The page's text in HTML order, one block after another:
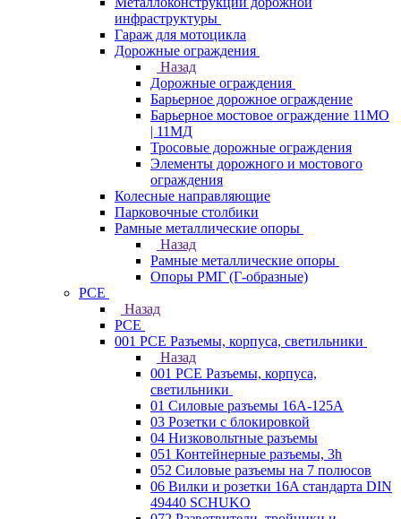
инфраструктуры
Гараж для мотоцикла
Дорожные ограждения
Назад
Дорожные ограждения
Барьерное дорожное ограждение
Барьерное мостовое ограждение 11МО
| 11МД
Тросовые дорожные ограждения
Элементы дорожного и мостового
ограждения
Колесные направляющие
Парковочные столбики
Рамные металлические опоры
Назад
Рамные металлические опоры
Опоры РМГ (Г-образные)
PCE
Назад
PCE
001 PCE Разъемы, корпуса, светильники
Назад
001 PCE Разъемы, корпуса,
светильники
01 Силовые разъемы 16А-125А
03 Розетки с блокировкой
04 Низковольтные разъемы
051 Контейнерные разъемы, 3h
052 Силовые разъемы на 7 полюсов
06 Вилки и розетки 16A стандарта DIN
49440 SCHUKO